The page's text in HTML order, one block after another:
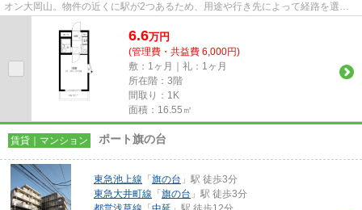
オン大岡山。物件の近くに駅が2つあるため、用途や行き先によって経路を選べ
ます。こちらはマンションタイ...
6.6万円
(管理費・共益費 6,000円)
敷：1ヶ月｜礼：1ヶ月
所在階：3階
間取り：1K
面積：16.55㎡
賃貸｜マンション ポート旗の台
東急池上線 「 旗の台 」駅 徒歩3分
東急大井町線 「 旗の台 」駅 徒歩3分